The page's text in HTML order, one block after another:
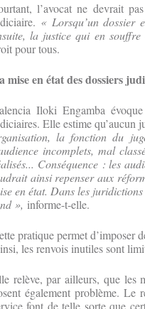
l’avocat ne devrait
« Lorsqu’un dossier
la justice qui en souffre
pour tous.
mise en état des dossiers
Iloki Engamba
Elle estime qu’aucun
la fonction du
incomplets, mal
Conséquence : les
ainsi repenser aux
en état. Dans les
», informe-t-elle.
pratique permet d’imposer
les renvois inutiles sont
relève, par ailleurs, que les
également problème. Le
font de telle sorte que